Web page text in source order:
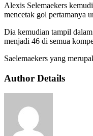
Alexis Selemaekers
mencetak gol pertamanya
Dia kemudian tampil
menjadi 46 di semua
Saelemaekers yang
Author Details